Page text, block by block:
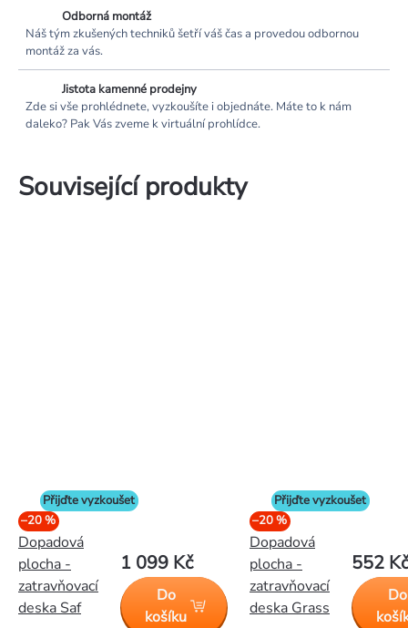
Odborná montáž
Náš tým zkušených techniků šetří váš čas a provedou odbornou
montáž za vás.
Jistota kamenné prodejny
Zde si vše prohlédnete, vyzkoušíte i objednáte. Máte to k nám
daleko? Pak Vás zveme k virtuální prohlídce.
Související produkty
Přijďte vyzkoušet
–20 %
Dopadová
plocha -
zatravňovací
deska Saf
1 099 Kč
Do
košíku
Přijďte vyzkoušet
–20 %
Dopadová
plocha -
zatravňovací
deska Grass
552 Kč
Do